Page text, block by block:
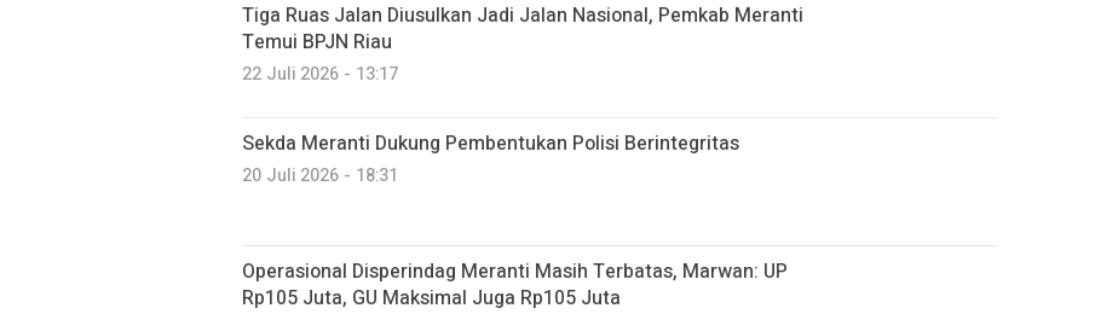
Tiga Ruas Jalan Diusulkan Jadi Jalan Nasional, Pemkab Meranti
Temui BPJN Riau
22 Juli 2026 - 13:17
Sekda Meranti Dukung Pembentukan Polisi Berintegritas
20 Juli 2026 - 18:31
Operasional Disperindag Meranti Masih Terbatas, Marwan: UP
Rp105 Juta, GU Maksimal Juga Rp105 Juta